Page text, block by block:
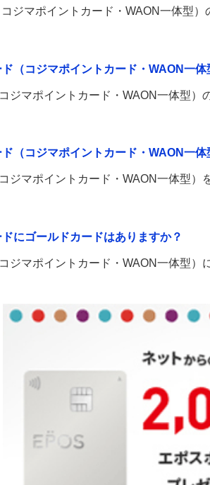
ジマポイントカード・WAON一体型
（コジマポイントカード・WAON一
ジマポイントカード・WAON一体型
（コジマポイントカード・WAON一
ジマポイントカード・WAON一体型）
にゴールドカードはありますか？
ジマポイントカード・WAON一体型